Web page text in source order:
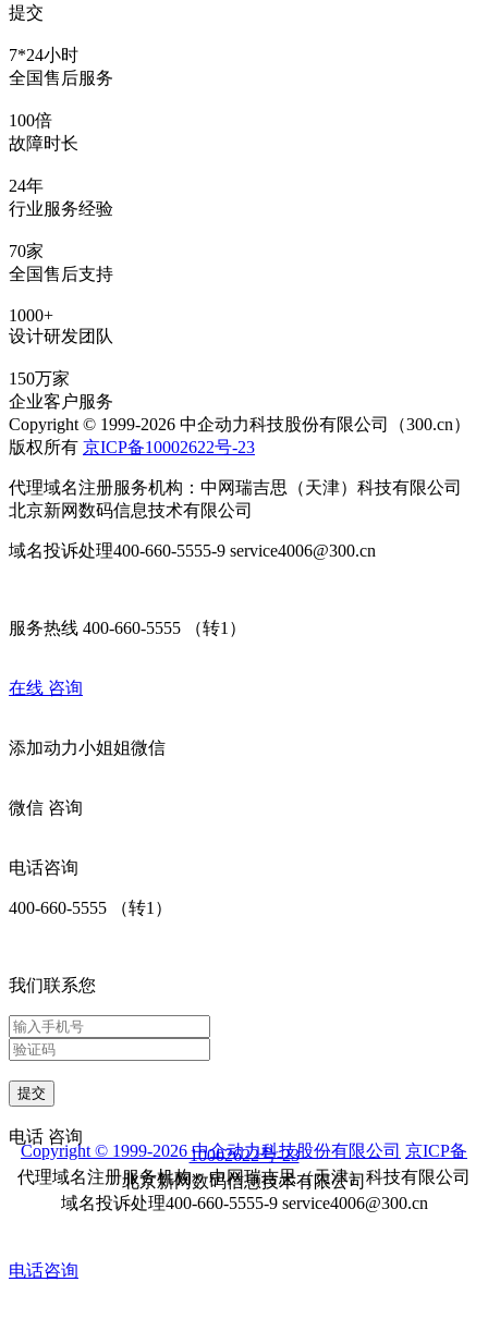
提交
7*24小时
全国售后服务
100倍
故障时长
24年
行业服务经验
70家
全国售后支持
1000+
设计研发团队
150万家
企业客户服务
Copyright © 1999-2026 中企动力科技股份有限公司（300.cn）
版权所有 京ICP备10002622号-23
代理域名注册服务机构：中网瑞吉思（天津）科技有限公司
北京新网数码信息技术有限公司
域名投诉处理400-660-5555-9 service4006@300.cn
服务热线 400-660-5555 （转1）
在线 咨询
添加动力小姐姐微信
微信 咨询
电话咨询
400-660-5555 （转1）
我们联系您
提交
电话 咨询
Copyright © 1999-2026 中企动力科技股份有限公司 京ICP备
10002622号-23
代理域名注册服务机构：中网瑞吉思（天津）科技有限公司
北京新网数码信息技术有限公司
域名投诉处理400-660-5555-9 service4006@300.cn
电话咨询